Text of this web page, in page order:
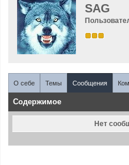
SAG
О себе Темы Сообщения
Содержимое
Нет